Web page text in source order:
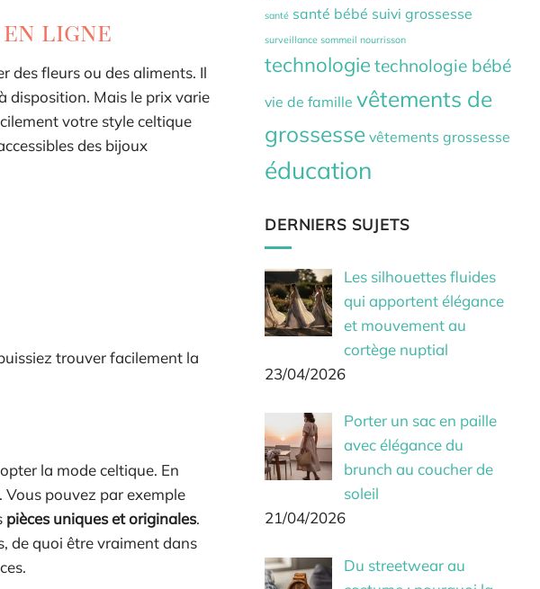
ligne
des fleurs ou des aliments. Il
disposition. Mais le prix varie
votre style celtique
des bijoux
trouver facilement la
la mode celtique. En
pouvez par exemple
pièces uniques et originales.
de quoi être vraiment dans
santé santé bébé suivi grossesse
surveillance sommeil nourrisson
technologie technologie bébé
vie de famille vêtements de
grossesse vêtements grossesse
éducation
DERNIERS SUJETS
Les silhouettes fluides
qui apportent élégance
et mouvement au
cortège nuptial
23/04/2026
Porter un sac en paille
avec élégance du
brunch au coucher de
soleil
21/04/2026
Du streetwear au